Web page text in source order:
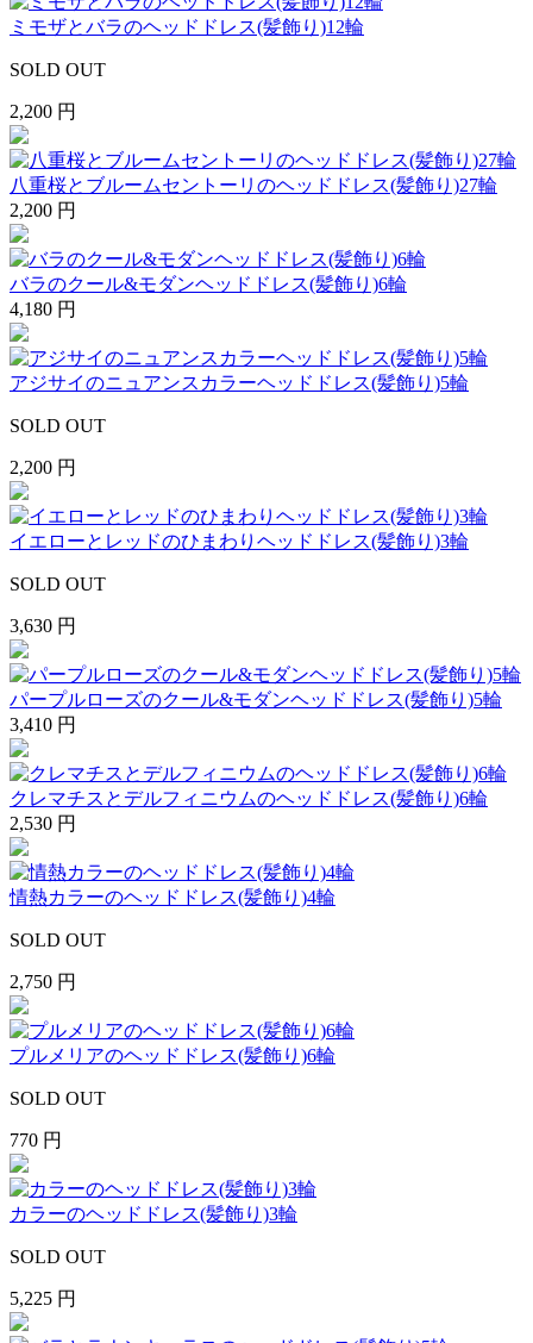
ミモザとバラのヘッドドレス(髪飾り)12輪
SOLD OUT
2,200 円
八重桜とブルームセントーリのヘッドドレス(髪飾り)27輪
2,200 円
バラのクール&モダンヘッドドレス(髪飾り)6輪
4,180 円
アジサイのニュアンスカラーヘッドドレス(髪飾り)5輪
SOLD OUT
2,200 円
イエローとレッドのひまわりヘッドドレス(髪飾り)3輪
SOLD OUT
3,630 円
パープルローズのクール&モダンヘッドドレス(髪飾り)5輪
3,410 円
クレマチスとデルフィニウムのヘッドドレス(髪飾り)6輪
2,530 円
情熱カラーのヘッドドレス(髪飾り)4輪
SOLD OUT
2,750 円
プルメリアのヘッドドレス(髪飾り)6輪
SOLD OUT
770 円
カラーのヘッドドレス(髪飾り)3輪
SOLD OUT
5,225 円